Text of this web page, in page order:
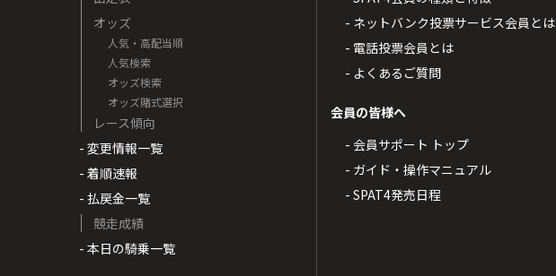
オッズ
人気・高配当順
人気検索
オッズ検索
オッズ賭式選択
レース傾向
- 変更情報一覧
- 着順速報
- 払戻金一覧
競走成績
- 本日の騎乗一覧
- ネットバンク投票サービス会員とは
- 電話投票会員とは
- よくあるご質問
会員の皆様へ
- 会員サポート トップ
- ガイド・操作マニュアル
- SPAT4発売日程